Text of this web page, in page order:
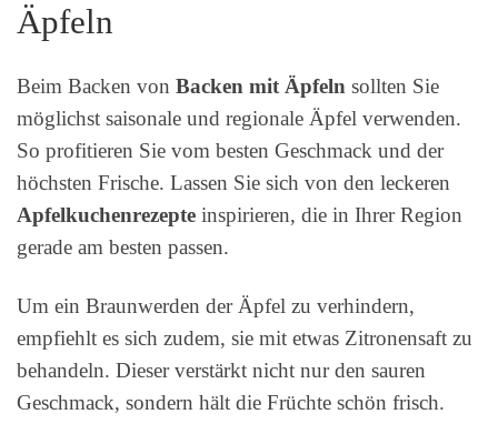
Äpfeln
Beim Backen von Backen mit Äpfeln sollten Sie
möglichst saisonale und regionale Äpfel verwenden.
So profitieren Sie vom besten Geschmack und der
höchsten Frische. Lassen Sie sich von den leckeren
Apfelkuchenrezepte inspirieren, die in Ihrer Region
gerade am besten passen.
Um ein Braunwerden der Äpfel zu verhindern,
empfiehlt es sich zudem, sie mit etwas Zitronensaft zu
behandeln. Dieser verstärkt nicht nur den sauren
Geschmack, sondern hält die Früchte schön frisch.